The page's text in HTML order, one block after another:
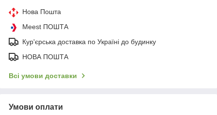
Нова Пошта
Meest ПОШТА
Кур'єрська доставка по Україні до будинку
НОВА ПОШТА
Всі умови доставки
Умови оплати